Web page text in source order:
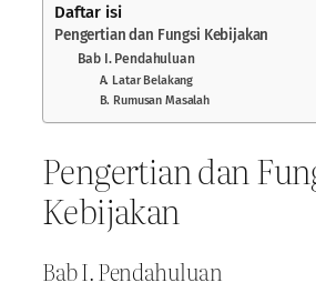
Daftar isi
Pengertian dan Fungsi Kebijakan
Bab I. Pendahuluan
A. Latar Belakang
B. Rumusan Masalah
Pengertian dan
Kebijakan
Bab I. Pendahuluan